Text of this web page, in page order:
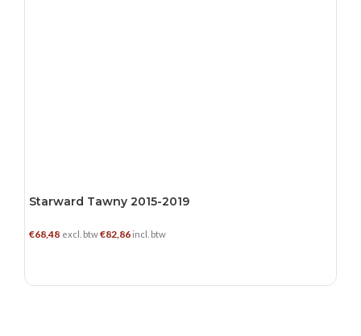
Starward Tawny 2015-2019
€68,48 excl. btw€82,86 incl. btw